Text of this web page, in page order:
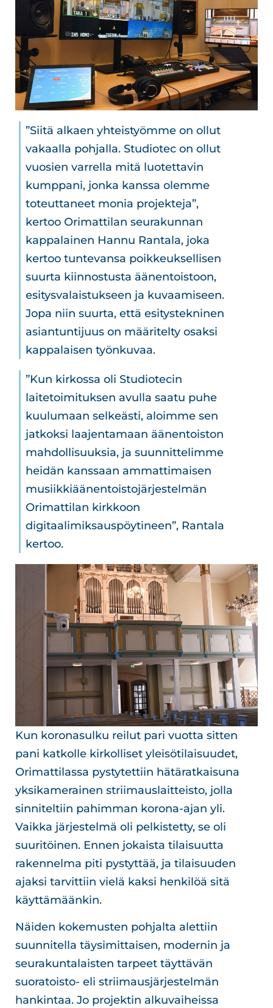
”Siitä alkaen yhteistyömme on ollut
vakaalla pohjalla. Studiotec on ollut
vuosien varrella mitä luotettavin
kumppani, jonka kanssa olemme
toteuttaneet monia projekteja”,
kertoo Orimattilan seurakunnan
kappalainen Hannu Rantala, joka
kertoo tuntevansa poikkeuksellisen
suurta kiinnostusta äänentoistoon,
esitysvalaistukseen ja kuvaamiseen.
Jopa niin suurta, että esitystekninen
asiantuntijuus on määritelty osaksi
kappalaisen työnkuvaa.
”Kun kirkossa oli Studiotecin
laitetoimituksen avulla saatu puhe
kuulumaan selkeästi, aloimme sen
jatkoksi laajentamaan äänentoiston
mahdollisuuksia, ja suunnittelimme
heidän kanssaan ammattimaisen
musiikkiäänentoistojärjestelmän
Orimattilan kirkkoon
digitaalimiksauspöytineen”, Rantala
kertoo.
Kun koronasulku reilut pari vuotta sitten
pani katkolle kirkolliset yleisötilaisuudet,
Orimattilassa pystytettiin hätäratkaisuna
yksikamerainen striimauslaitteisto, jolla
sinniteltiin pahimman korona-ajan yli.
Vaikka järjestelmä oli pelkistetty, se oli
suuritöinen. Ennen jokaista tilaisuutta
rakennelma piti pystyttää, ja tilaisuuden
ajaksi tarvittiin vielä kaksi henkilöä sitä
käyttämäänkin.
Näiden kokemusten pohjalta alettiin
suunnitella täysimittaisen, modernin ja
seurakuntalaisten tarpeet täyttävän
suoratoisto- eli striimausjärjestelmän
hankintaa. Jo projektin alkuvaiheissa